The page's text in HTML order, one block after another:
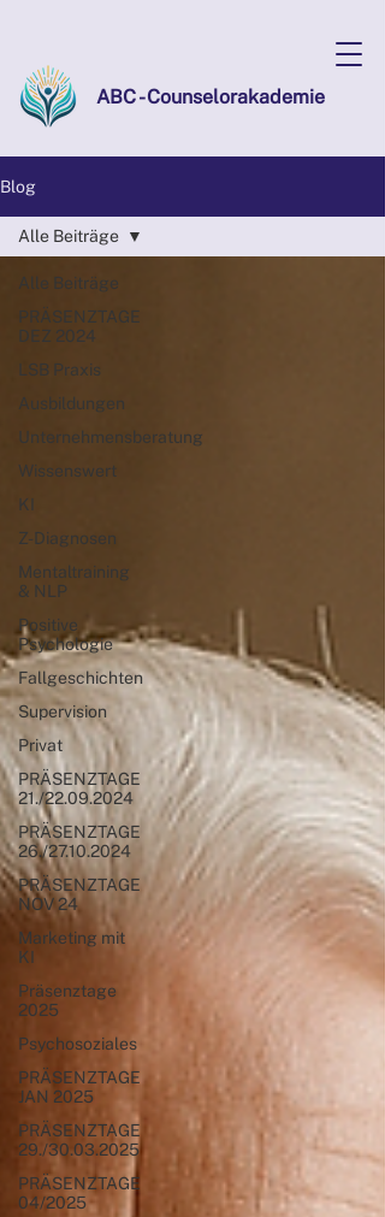
ABC - Counselorakademie
Blog
Alle Beiträge
PRÄSENZTAGE
DEZ 2024
LSB Praxis
Ausbildungen
Unternehmensberatung
Wissenswert
KI
Z-Diagnosen
Mentaltraining
& NLP
Positive
Psychologie
Fallgeschichten
Supervision
Privat
PRÄSENZTAGE
21./22.09.2024
PRÄSENZTAGE
26./27.10.2024
PRÄSENZTAGE
NOV 24
Marketing mit
KI
Präsenztage
2025
Psychosoziales
PRÄSENZTAGE
JAN 2025
PRÄSENZTAGE
29./30.03.2025
PRÄSENZTAGE
04/2025
Alle Beiträge